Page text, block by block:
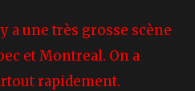
a une très grosse scène
et Montreal. On a
rapidement.